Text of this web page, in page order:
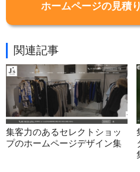
ホームページの見積
関連記事
集客力のあるセレクトショッ
プのホームページデザイン集